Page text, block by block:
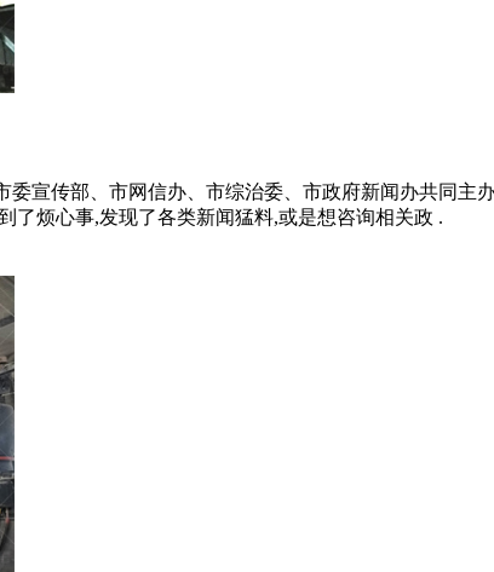
宣传部、市网信办、市综治委、市政府新闻办共同
了烦心事,发现了各类新闻猛料,或是想咨询相关政 .